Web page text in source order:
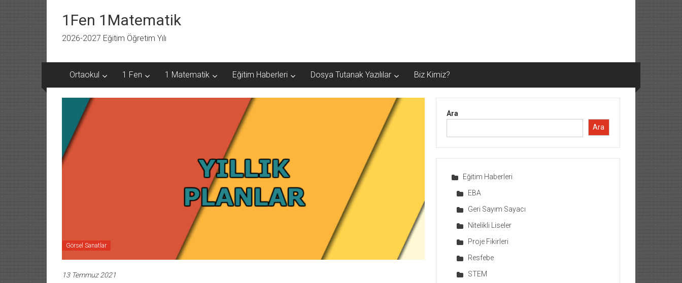
1Fen 1Matematik
2026-2027 Eğitim Öğretim Yılı
Ortaokul 1 Fen 1 Matematik Eğitim Haberleri Dosya Tutanak Yazılılar Biz Kimiz?
Görsel Sanatlar
13 Temmuz 2021
Ara
Ara
Eğitim Haberleri
EBA
Geri Sayım Sayacı
Nitelikli Liseler
Proje Fikirleri
Resfebe
STEM